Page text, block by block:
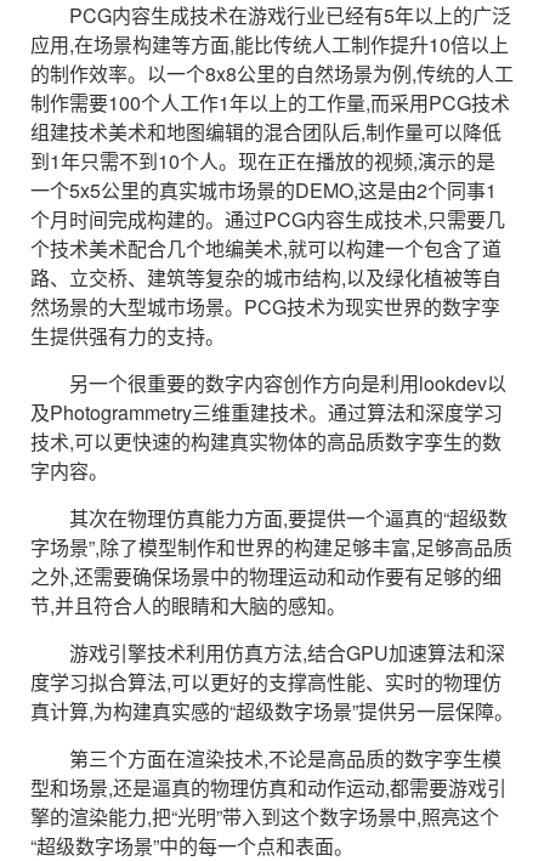
PCG内容生成技术在游戏行业已经有5年以上的广泛
应用,在场景构建等方面,能比传统人工制作提升10倍以上
的制作效率。以一个8x8公里的自然场景为例,传统的人工
制作需要100个人工作1年以上的工作量,而采用PCG技术
组建技术美术和地图编辑的混合团队后,制作量可以降低
到1年只需不到10个人。现在正在播放的视频,演示的是
一个5x5公里的真实城市场景的DEMO,这是由2个同事1
个月时间完成构建的。通过PCG内容生成技术,只需要几
个技术美术配合几个地编美术,就可以构建一个包含了道
路、立交桥、建筑等复杂的城市结构,以及绿化植被等自
然场景的大型城市场景。PCG技术为现实世界的数字孪
生提供强有力的支持。
另一个很重要的数字内容创作方向是利用lookdev以
及Photogrammetry三维重建技术。通过算法和深度学习
技术,可以更快速的构建真实物体的高品质数字孪生的数
字内容。
其次在物理仿真能力方面,要提供一个逼真的“超级数
字场景”,除了模型制作和世界的构建足够丰富,足够高品质
之外,还需要确保场景中的物理运动和动作要有足够的细
节,并且符合人的眼睛和大脑的感知。
游戏引擎技术利用仿真方法,结合GPU加速算法和深
度学习拟合算法,可以更好的支撑高性能、实时的物理仿
真计算,为构建真实感的“超级数字场景”提供另一层保障。
第三个方面在渲染技术,不论是高品质的数字孪生模
型和场景,还是逼真的物理仿真和动作运动,都需要游戏引
擎的渲染能力,把“光明”带入到这个数字场景中,照亮这个
“超级数字场景”中的每一个点和表面。